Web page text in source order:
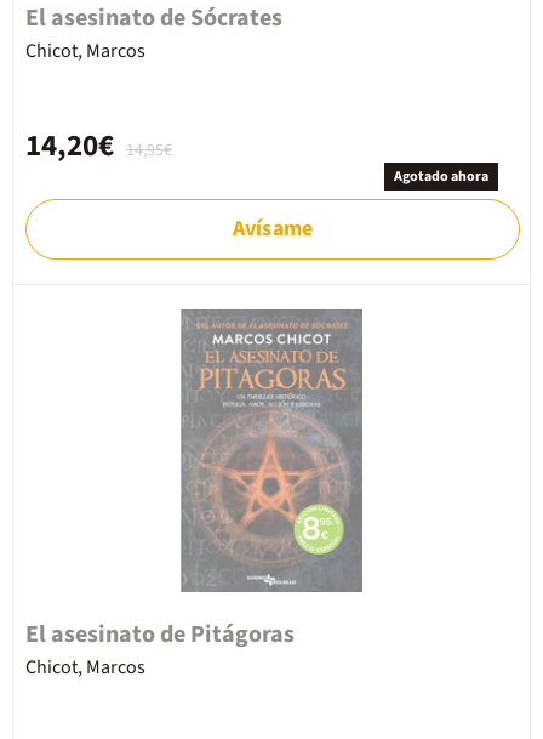
El asesinato de Sócrates
Chicot, Marcos
14,95€
14,20€
Agotado ahora
Avísame
El asesinato de Pitágoras
Chicot, Marcos